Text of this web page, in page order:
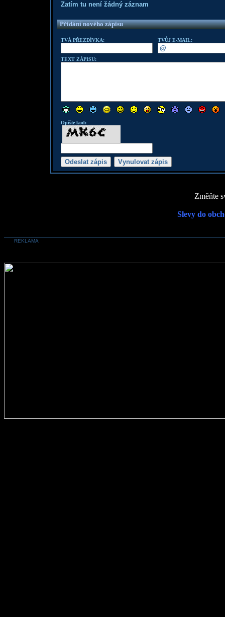
Zatím tu není žádný záznam
Přidání nového zápisu
TVÁ PŘEZDÍVKA: TVŮJ E-MAIL:
TEXT ZÁPISU:
Opište kod:
Změňte
Slevy do
REKLAMA